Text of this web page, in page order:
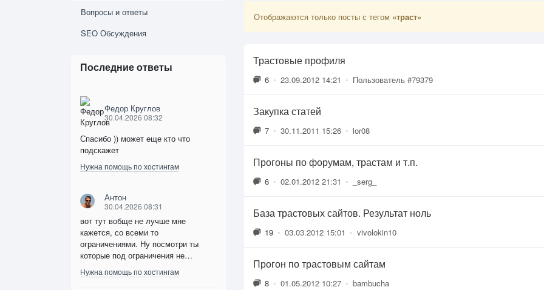
Вопросы и ответы
SEO Обсуждения
Последние ответы
Федор Круглов
30.04.2026 08:32
Спасибо )) может еще кто что
подскажет
Нужна помощь по хостингам
Антон
30.04.2026 08:31
вот тут вобще не лучше мне
кажется, со всеми то
ограничениями. Ну посмотри ты
которые под ограничения не…
Нужна помощь по хостингам
Отображаются только посты с тегом «траст»
Трастовые профиля
6 • 23.09.2012 14:21 • Пользователь #79379
Закупка статей
7 • 30.11.2011 15:26 • lor08
Прогоны по форумам, трастам и т.п.
6 • 02.01.2012 21:31 • _serg_
База трастовых сайтов. Результат ноль
19 • 03.03.2012 15:01 • vivolokin10
Прогон по трастовым сайтам
8 • 01.05.2012 10:27 • bambucha